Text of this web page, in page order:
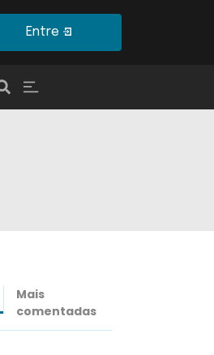
Entre
Mais
comentadas